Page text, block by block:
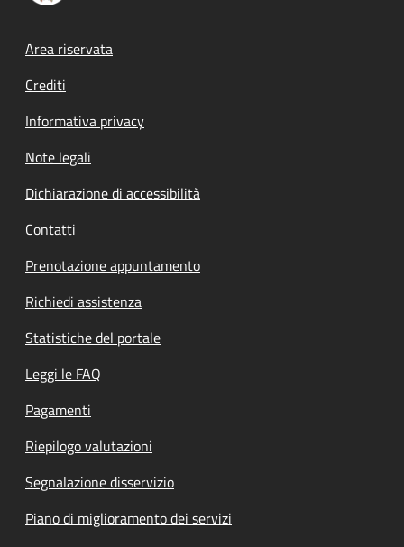
Footer menu
Area riservata
Crediti
Informativa privacy
Note legali
Dichiarazione di accessibilità
Contatti
Prenotazione appuntamento
Richiedi assistenza
Statistiche del portale
Leggi le FAQ
Pagamenti
Riepilogo valutazioni
Segnalazione disservizio
Piano di miglioramento dei servizi